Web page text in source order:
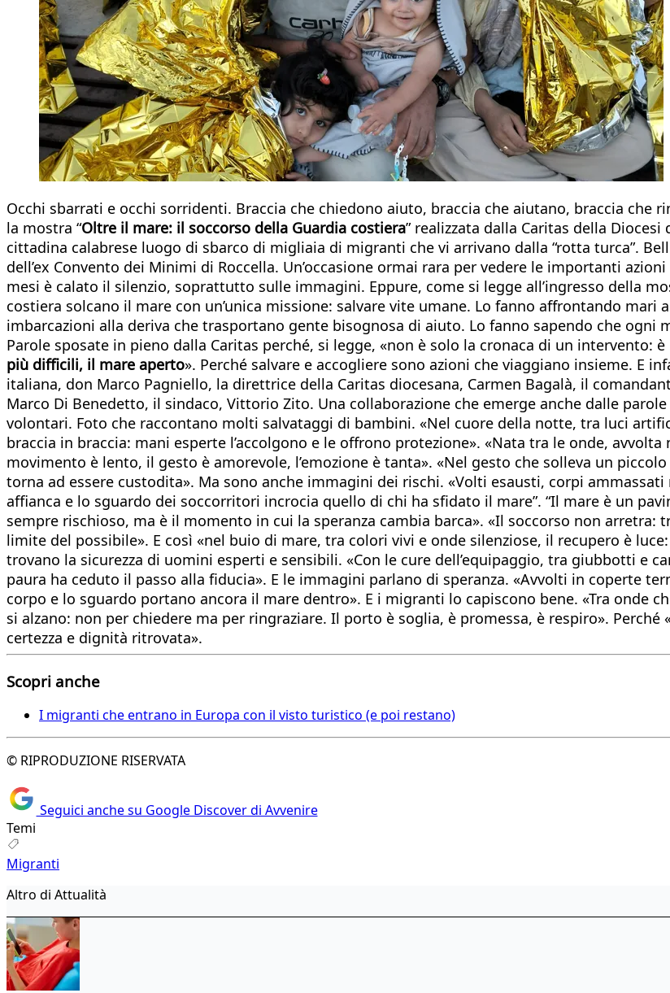
Occhi sbarrati e occhi sorridenti. Braccia che chiedono aiuto, braccia che aiutano, braccia
la mostra “Oltre il mare: il soccorso della Guardia costiera” realizzata dalla Caritas della
cittadina calabrese luogo di sbarco di migliaia di migranti che vi arrivano dalla “rotta turca”.
dell’ex Convento dei Minimi di Roccella. Un’occasione ormai rara per vedere le importanti
mesi è calato il silenzio, soprattutto sulle immagini. Eppure, come si legge all’ingresso della
costiera solcano il mare con un’unica missione: salvare vite umane. Lo fanno affrontando
imbarcazioni alla deriva che trasportano gente bisognosa di aiuto. Lo fanno sapendo che ogni
Parole sposate in pieno dalla Caritas perché, si legge, «non è solo la cronaca di un intervento: è
più difficili, il mare aperto». Perché salvare e accogliere sono azioni che viaggiano insieme. E
italiana, don Marco Pagniello, la direttrice della Caritas diocesana, Carmen Bagalà, il
Marco Di Benedetto, il sindaco, Vittorio Zito. Una collaborazione che emerge anche dalle
volontari. Foto che raccontano molti salvataggi di bambini. «Nel cuore della notte, tra luci
braccia in braccia: mani esperte l’accolgono e le offrono protezione». «Nata tra le onde,
movimento è lento, il gesto è amorevole, l’emozione è tanta». «Nel gesto che solleva un
torna ad essere custodita». Ma sono anche immagini dei rischi. «Volti esausti, corpi
affianca e lo sguardo dei soccorritori incrocia quello di chi ha sfidato il mare”. “Il mare è un
sempre rischioso, ma è il momento in cui la speranza cambia barca». «Il soccorso non arretra:
limite del possibile». E così «nel buio di mare, tra colori vivi e onde silenziose, il recupero è
trovano la sicurezza di uomini esperti e sensibili. «Con le cure dell’equipaggio, tra giubbotti e
paura ha ceduto il passo alla fiducia». E le immagini parlano di speranza. «Avvolti in coperte
corpo e lo sguardo portano ancora il mare dentro». E i migranti lo capiscono bene. «Tra onde
si alzano: non per chiedere ma per ringraziare. Il porto è soglia, è promessa, è respiro».
certezza e dignità ritrovata».
Scopri anche
I migranti che entrano in Europa con il visto turistico (e poi restano)
© RIPRODUZIONE RISERVATA
Seguici anche su Google Discover di Avvenire
Temi
Migranti
Altro di Attualità